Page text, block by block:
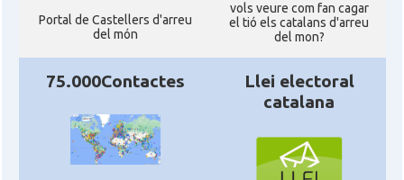
Portal de Castellers d'arreu
del món
vols veure com fan cagar
el tió els catalans d'arreu
del mon?
75.000Contactes
Llei electoral
catalana